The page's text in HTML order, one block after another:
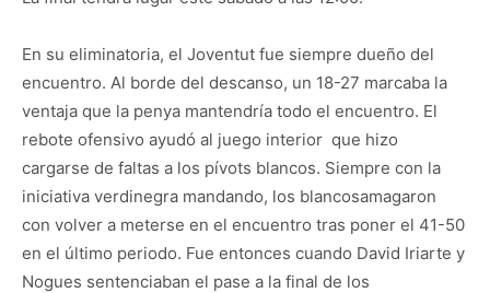
En su eliminatoria, el Joventut fue siempre dueño del
encuentro. Al borde del descanso, un 18-27 marcaba la
ventaja que la penya mantendría todo el encuentro. El
rebote ofensivo ayudó al juego interior que hizo
cargarse de faltas a los pívots blancos. Siempre con la
iniciativa verdinegra mandando, los blancosamagaron
con volver a meterse en el encuentro tras poner el 41-50
en el último periodo. Fue entonces cuando David Iriarte y
Nogues sentenciaban el pase a la final de los